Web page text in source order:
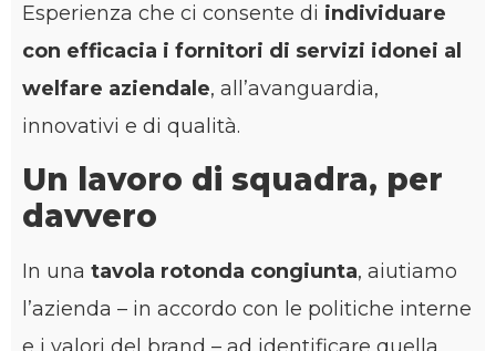
Esperienza che ci consente di individuare
con efficacia i fornitori di servizi idonei al
welfare aziendale, all’avanguardia,
innovativi e di qualità.
Un lavoro di squadra, per
davvero
In una tavola rotonda congiunta, aiutiamo
l’azienda – in accordo con le politiche interne
e i valori del brand – ad identificare quella